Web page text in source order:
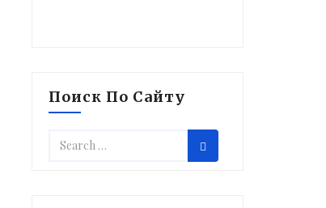
Поиск По Сайту